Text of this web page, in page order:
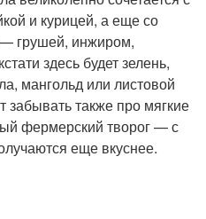
и курицей, а еще со
грушей, инжиром,
здесь будет зелень,
мангольд или листовой
забывать также про мягкие
фермерский творог — с
еще вкуснее.